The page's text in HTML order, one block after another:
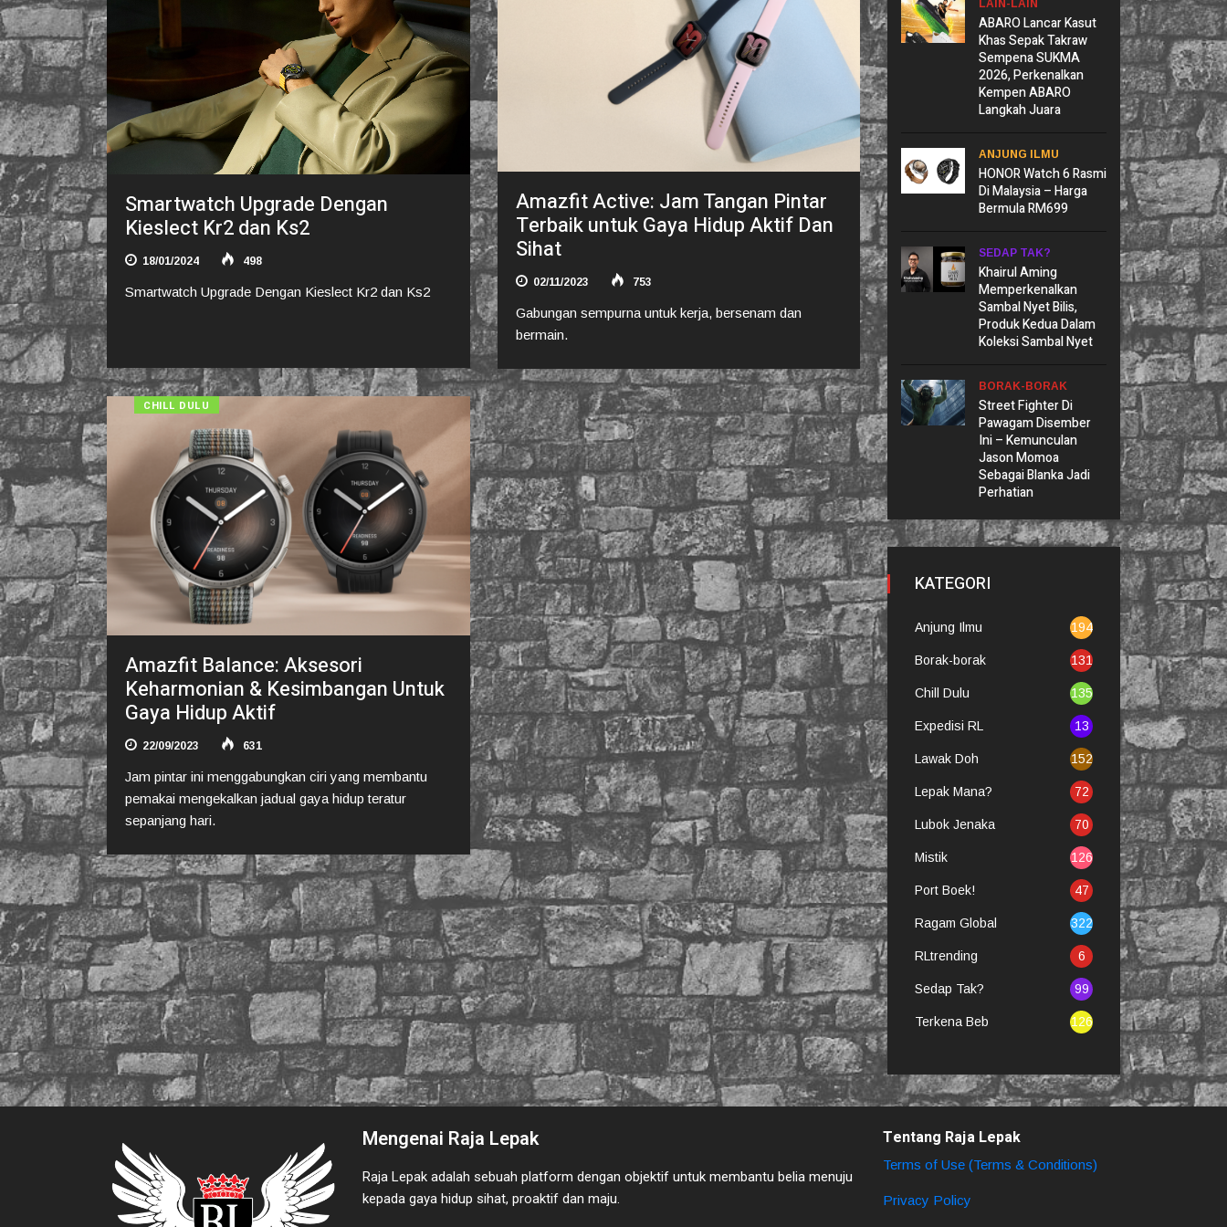
Smartwatch Upgrade Dengan
Kieslect Kr2 dan Ks2
18/01/2024 498
Smartwatch Upgrade Dengan Kieslect Kr2 dan Ks2
Amazfit Active: Jam Tangan Pintar
Terbaik untuk Gaya Hidup Aktif Dan
Sihat
02/11/2023 753
Gabungan sempurna untuk kerja, bersenam dan
bermain.
CHILL DULU
Amazfit Balance: Aksesori
Keharmonian & Kesimbangan Untuk
Gaya Hidup Aktif
22/09/2023 631
Jam pintar ini menggabungkan ciri yang membantu
pemakai mengekalkan jadual gaya hidup teratur
sepanjang hari.
LAIN-LAIN
ABARO Lancar Kasut
Khas Sepak Takraw
Sempena SUKMA
2026, Perkenalkan
Kempen ABARO
Langkah Juara
ANJUNG ILMU
HONOR Watch 6 Rasmi
Di Malaysia – Harga
Bermula RM699
SEDAP TAK?
Khairul Aming
Memperkenalkan
Sambal Nyet Bilis,
Produk Kedua Dalam
Koleksi Sambal Nyet
BORAK-BORAK
Street Fighter Di
Pawagam Disember
Ini – Kemunculan
Jason Momoa
Sebagai Blanka Jadi
Perhatian
KATEGORI
Anjung Ilmu 194
Borak-borak 131
Chill Dulu 135
Expedisi RL 13
Lawak Doh 152
Lepak Mana? 72
Lubok Jenaka 70
Mistik 126
Port Boek! 47
Ragam Global 322
RLtrending 6
Sedap Tak? 99
Terkena Beb 126
Mengenai Raja Lepak
Raja Lepak adalah sebuah platform dengan objektif untuk membantu belia menuju
kepada gaya hidup sihat, proaktif dan maju.
Tentang Raja Lepak
Terms of Use (Terms & Conditions)
Privacy Policy